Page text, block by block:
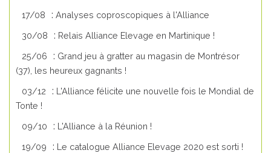
17/08
: Analyses coproscopiques à l'Alliance
30/08
: Relais Alliance Elevage en Martinique !
25/06
: Grand jeu à gratter au magasin de Montrésor
(37), les heureux gagnants !
03/12
: L'Alliance félicite une nouvelle fois le Mondial de
Tonte !
09/10
: L'Alliance à la Réunion !
19/09
: Le catalogue Alliance Elevage 2020 est sorti !